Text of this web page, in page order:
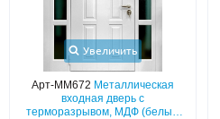
Увеличить
Арт-ММ672 Металлическая
входная дверь с
терморазрывом, МДФ (белый